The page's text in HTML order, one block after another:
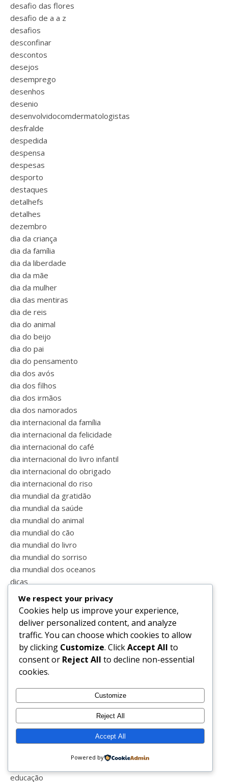
desafio das flores
desafio de a a z
desafios
desconfinar
descontos
desejos
desemprego
desenhos
desenio
desenvolvidocomdermatologistas
desfralde
despedida
despensa
despesas
desporto
destaques
detalhefs
detalhes
dezembro
dia da criança
dia da família
dia da liberdade
dia da mãe
dia da mulher
dia das mentiras
dia de reis
dia do animal
dia do beijo
dia do pai
dia do pensamento
dia dos avós
dia dos filhos
dia dos irmãos
dia dos namorados
dia internacional da família
dia internacional da felicidade
dia internacional do café
dia internacional do livro infantil
dia internacional do obrigado
dia internacional do riso
dia mundial da gratidão
dia mundial da saúde
dia mundial do animal
dia mundial do cão
dia mundial do livro
dia mundial do sorriso
dia mundial dos oceanos
dicas
dieta
dinoparque
directo
divainlover
divainparfums
doente
domingo
dores
dormir
duvidas
ebook
educação
We respect your privacy
Cookies help us improve your experience,
deliver personalized content, and analyze
traffic. You can choose which cookies to allow
by clicking Customize. ClickAccept All to
consent or Reject All to decline non-essential
cookies.
Customize
Reject All
Accept All
Powered by